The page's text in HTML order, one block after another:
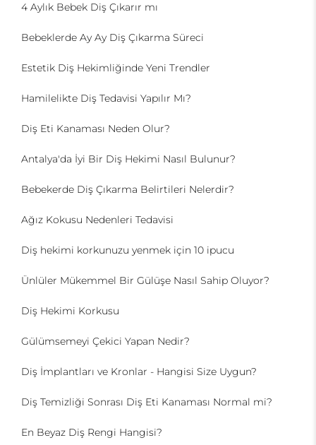
4 Aylık Bebek Diş Çıkarır mı
Bebeklerde Ay Ay Diş Çıkarma Süreci
Estetik Diş Hekimliğinde Yeni Trendler
Hamilelikte Diş Tedavisi Yapılır Mı?
Diş Eti Kanaması Neden Olur?
Antalya'da İyi Bir Diş Hekimi Nasıl Bulunur?
Bebekerde Diş Çıkarma Belirtileri Nelerdir?
Ağız Kokusu Nedenleri Tedavisi
Diş hekimi korkunuzu yenmek için 10 ipucu
Ünlüler Mükemmel Bir Gülüşe Nasıl Sahip Oluyor?
Diş Hekimi Korkusu
Gülümsemeyi Çekici Yapan Nedir?
Diş İmplantları ve Kronlar - Hangisi Size Uygun?
Diş Temizliği Sonrası Diş Eti Kanaması Normal mi?
En Beyaz Diş Rengi Hangisi?